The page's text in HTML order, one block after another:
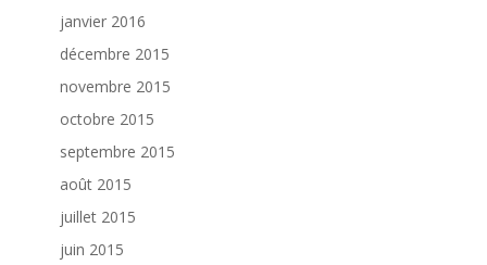
janvier 2016
décembre 2015
novembre 2015
octobre 2015
septembre 2015
août 2015
juillet 2015
juin 2015